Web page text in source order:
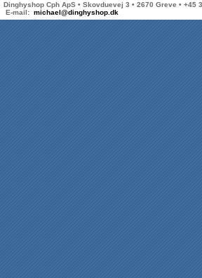
Dinghyshop Cph ApS • Skovduevej 3 • 2670 Greve • +45
E-mail: michael@dinghyshop.dk